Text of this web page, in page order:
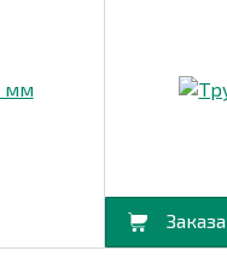
В корзину